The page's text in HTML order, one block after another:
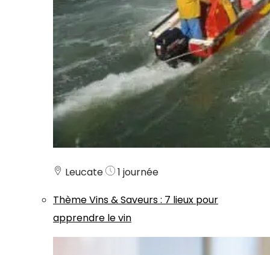
Leucate
1 journée
ThèmeVins & Saveurs: 7 lieux pour
apprendre le vin